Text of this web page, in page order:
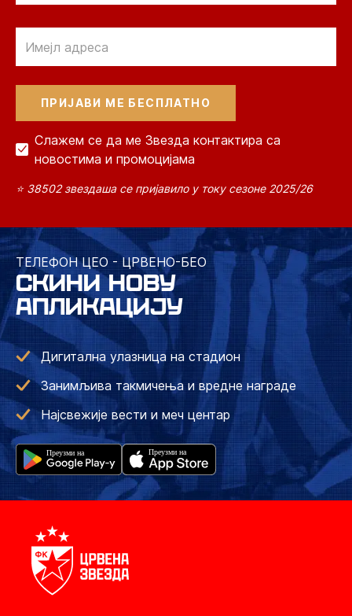
Слажем се да ме Звезда контактира са
новостима и промоцијама
⭐ 38502 звездаша се пријавило у току сезоне 2025/26
ТЕЛЕФОН ЦЕО - ЦРВЕНО-БЕО
СКИНИ НОВУ
АПЛИКАЦИЈУ
Дигитална улазница на стадион
Занимљива такмичења и вредне награде
Најсвежије вести и меч центар